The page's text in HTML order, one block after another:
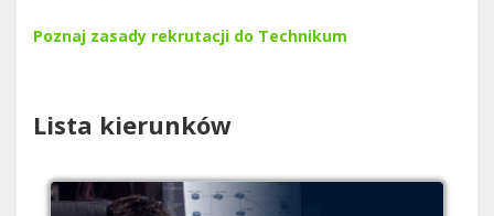
Poznaj zasady rekrutacji do Technikum
Lista kierunków